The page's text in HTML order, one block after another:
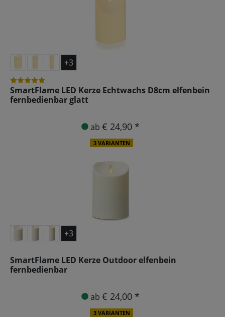
+3
SmartFlame LED Kerze Echtwachs D8cm elfenbein
fernbedienbar glatt
ab € 24,90 *
3 VARIANTEN
+3
SmartFlame LED Kerze Outdoor elfenbein
fernbedienbar
ab € 24,00 *
3 VARIANTEN